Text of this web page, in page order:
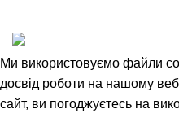
Ми використовуємо файли
досвід роботи на нашому
сайт, ви погоджуєтесь на